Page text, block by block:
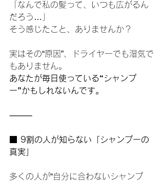
「なんで私の髪って、いつも広がるん
だろう…」
そう感じたこと、ありませんか？
実はその“原因”、ドライヤーでも湿気で
もありません。
あなたが毎日使っている“シャンプ
ー”かもしれないんです。
⸻
■ 9割の人が知らない「シャンプーの
真実」
多くの人が“自分に合わないシャンプ